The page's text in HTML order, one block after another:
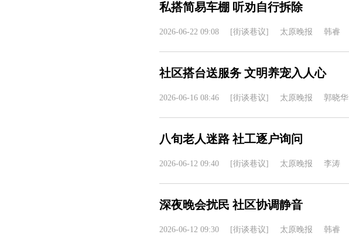
私搭简易车棚 听劝自行拆除
2026-06-22 09:08 [街谈巷议] 太原晚报 韩睿
社区搭台送服务 文明养宠入人心
2026-06-16 08:46 [街谈巷议] 太原晚报 郭晓华
八旬老人迷路 社工逐户询问
2026-06-12 09:40 [街谈巷议] 太原晚报 李涛
深夜晚会扰民 社区协调静音
2026-06-12 09:30 [街谈巷议] 太原晚报 韩睿